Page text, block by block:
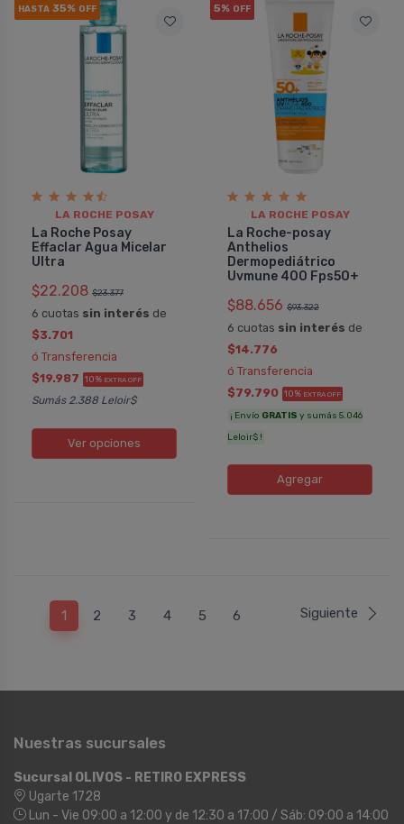
HASTA 35% OFF
LA ROCHE POSAY
La Roche Posay
Effaclar Agua Micelar
Ultra
$22.208 $23.377
6 cuotas sin interés de
$3.701
ó Transferencia
$19.987 10% EXTRA OFF
Sumás 2.388 Leloir$
Ver opciones
5% OFF
LA ROCHE POSAY
La Roche-posay
Anthelios
Dermopediátrico
Uvmune 400 Fps50+
$88.656 $93.322
6 cuotas sin interés de
$14.776
ó Transferencia
$79.790 10% EXTRA OFF
¡ Envío GRATIS y sumás 5.046
Leloir$ !
Agregar
1 2 3 4 5 6 Siguiente
Nuestras sucursales
Sucursal OLIVOS - RETIRO EXPRESS
Ugarte 1728
Lun - Vie 09:00 a 12:00 y de 12:30 a 17:00 / Sáb: 09:00 a 14:00